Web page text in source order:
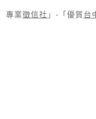
專業徵信社 」-「優質台